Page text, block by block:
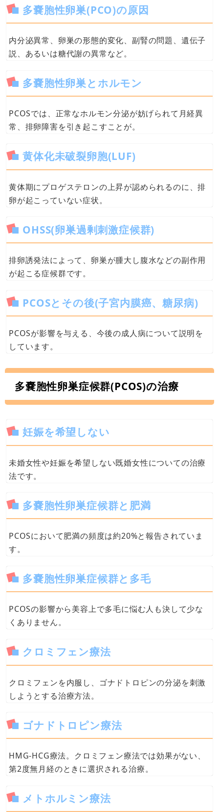
多嚢胞性卵巣(PCO)の原因
内分泌異常、卵巣の形態的変化、副腎の問題、遺伝子
説、あるいは糖代謝の異常など。
多嚢胞性卵巣とホルモン
PCOSでは、正常なホルモン分泌が妨げられて月経異
常、排卵障害を引き起こすことが。
黄体化未破裂卵胞(LUF)
黄体期にプロゲステロンの上昇が認められるのに、排
卵が起こっていない症状。
OHSS(卵巣過剰刺激症候群)
排卵誘発法によって、卵巣が腫大し腹水などの副作用
が起こる症候群です。
PCOSとその後(子宮内膜癌、糖尿病)
PCOSが影響を与える、今後の成人病について説明を
しています。
多嚢胞性卵巣症候群(PCOS)の治療
妊娠を希望しない
未婚女性や妊娠を希望しない既婚女性についての治療
法です。
多嚢胞性卵巣症候群と肥満
PCOSにおいて肥満の頻度は約20%と報告されていま
す。
多嚢胞性卵巣症候群と多毛
PCOSの影響から美容上で多毛に悩む人も決して少な
くありません。
クロミフェン療法
クロミフェンを内服し、ゴナドトロピンの分泌を刺激
しようとする治療方法。
ゴナドトロピン療法
HMG-HCG療法。クロミフェン療法では効果がない、
第2度無月経のときに選択される治療。
メトホルミン療法